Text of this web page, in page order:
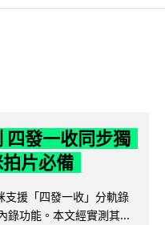
發一收同步獨
片必備
援「四發一收」分軌錄
錄功能。本文經實測其...